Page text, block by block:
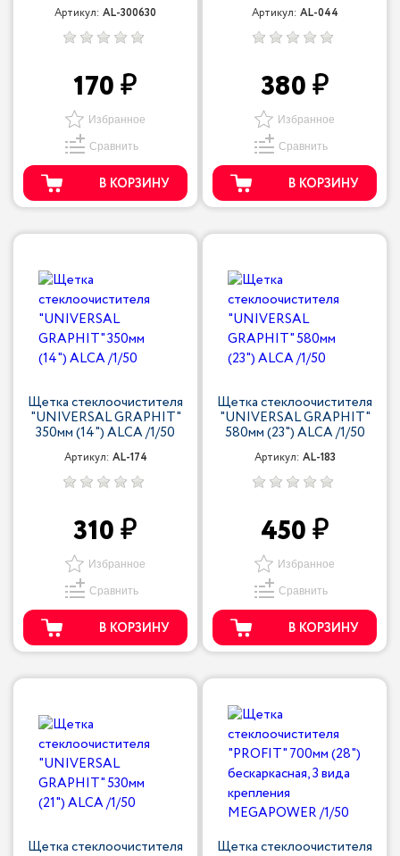
Артикул: AL-300630
170
Избранное
Сравнить
В КОРЗИНУ
Артикул: AL-044
380
Избранное
Сравнить
В КОРЗИНУ
Щетка стеклоочистителя
"UNIVERSAL GRAPHIT"
350мм (14") ALCA /1/50
Артикул: AL-174
310
Избранное
Сравнить
В КОРЗИНУ
Щетка стеклоочистителя
"UNIVERSAL GRAPHIT"
580мм (23") ALCA /1/50
Артикул: AL-183
450
Избранное
Сравнить
В КОРЗИНУ
Щетка стеклоочистителя Щетка стеклоочистителя